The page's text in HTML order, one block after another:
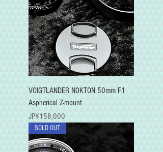
VOIGTLANDER NOKTON 50mm F1
Aspherical Z-mount
가격
JP¥158,000
SOLD OUT